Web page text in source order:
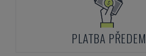
PLATBA PŘEDEM